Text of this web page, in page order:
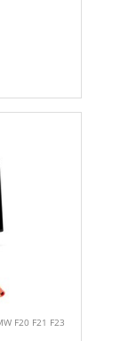
F20 F21 F23